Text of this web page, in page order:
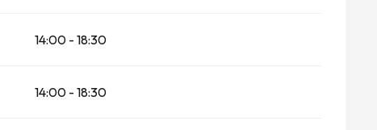
14:00 - 18:30
14:00 - 18:30